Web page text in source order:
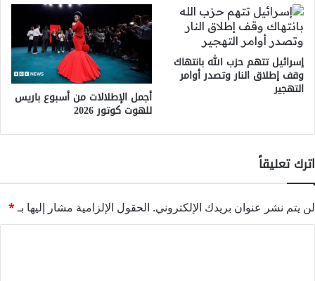
إسرائيل تتهم حزب الله بانتهاك
وقف إطلاق النار وتصدر أوامر
التهجير أجمل الإطلالات من أسبوع باريس
للهوت كوتور 2026
اترك تعليقاً
لن يتم نشر عنوان بريدك الإلكتروني. الحقول الإلزامية مشار إليها بـ*